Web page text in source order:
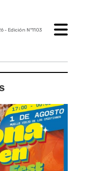
- Edición Nº1103